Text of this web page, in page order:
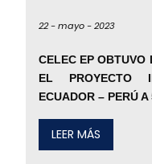
22 -mayo -2023
CELEC EP OBTUVO
EL PROYECTO
ECUADOR – PERÚ
LEER MÁS